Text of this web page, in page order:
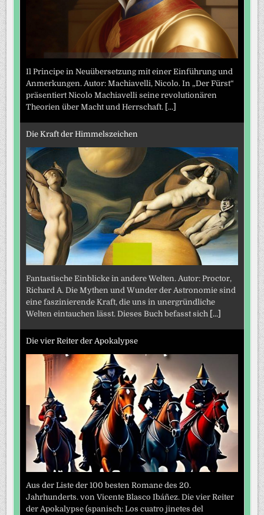
Il Principe in Neuübersetzung mit einer Einführung und
Anmerkungen. Autor: Machiavelli, Nicolo. In „Der Fürst“
präsentiert Nicolo Machiavelli seine revolutionären
Theorien über Macht und Herrschaft.
[...]
Die Kraft der Himmelszeichen
Fantastische Einblicke in andere Welten. Autor: Proctor,
Richard A. Die Mythen und Wunder der Astronomie sind
eine faszinierende Kraft, die uns in unergründliche
Welten eintauchen lässt. Dieses Buch befasst sich
[...]
Die vier Reiter der Apokalypse
Aus der Liste der 100 besten Romane des 20.
Jahrhunderts. von Vicente Blasco Ibáñez. Die vier Reiter
der Apokalypse (spanisch: Los cuatro jinetes del